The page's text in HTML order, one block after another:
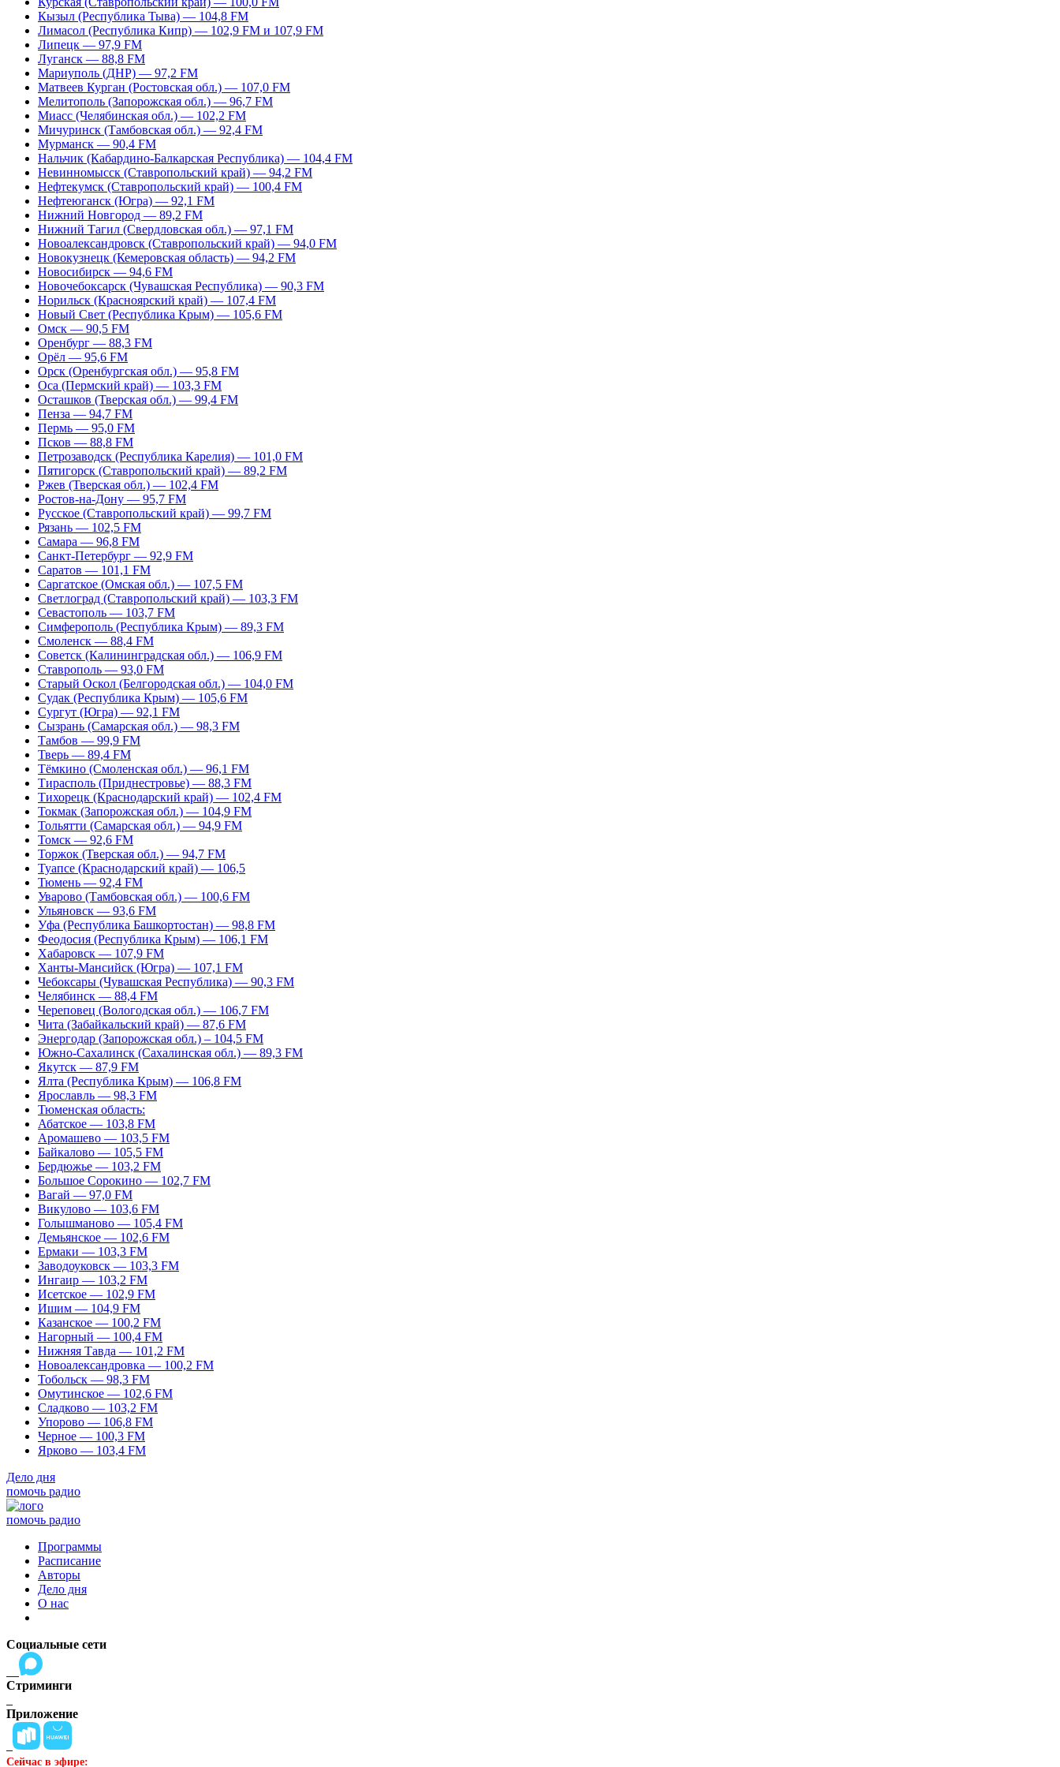
Кызыл (Республика Тыва) — 104,8 FM
Лимасол (Республика Кипр) — 102,9 FM и 107,9 FM
Липецк — 97,9 FM
Луганск — 88,8 FM
Мариуполь (ДНР) — 97,2 FM
Матвеев Курган (Ростовская обл.) — 107,0 FM
Мелитополь (Запорожская обл.) — 96,7 FM
Миасс (Челябинская обл.) — 102,2 FM
Мичуринск (Тамбовская обл.) — 92,4 FM
Мурманск — 90,4 FM
Нальчик (Кабардино-Балкарская Республика) — 104,4 FM
Невинномысск (Ставропольский край) — 94,2 FM
Нефтекумск (Ставропольский край) — 100,4 FM
Нефтеюганск (Югра) — 92,1 FM
Нижний Новгород — 89,2 FM
Нижний Тагил (Свердловская обл.) — 97,1 FM
Новоалександровск (Ставропольский край) — 94,0 FM
Новокузнецк (Кемеровская область) — 94,2 FM
Новосибирск — 94,6 FM
Новочебоксарск (Чувашская Республика) — 90,3 FM
Норильск (Красноярский край) — 107,4 FM
Новый Свет (Республика Крым) — 105,6 FM
Омск — 90,5 FM
Оренбург — 88,3 FM
Орёл — 95,6 FM
Орск (Оренбургская обл.) — 95,8 FM
Оса (Пермский край) — 103,3 FM
Осташков (Тверская обл.) — 99,4 FM
Пенза — 94,7 FM
Пермь — 95,0 FM
Псков — 88,8 FM
Петрозаводск (Республика Карелия) — 101,0 FM
Пятигорск (Ставропольский край) — 89,2 FM
Ржев (Тверская обл.) — 102,4 FM
Ростов-на-Дону — 95,7 FM
Русское (Ставропольский край) — 99,7 FM
Рязань — 102,5 FM
Самара — 96,8 FM
Санкт-Петербург — 92,9 FM
Саратов — 101,1 FM
Саргатское (Омская обл.) — 107,5 FM
Светлоград (Ставропольский край) — 103,3 FM
Севастополь — 103,7 FM
Симферополь (Республика Крым) — 89,3 FM
Смоленск — 88,4 FM
Советск (Калининградская обл.) — 106,9 FM
Ставрополь — 93,0 FM
Старый Оскол (Белгородская обл.) — 104,0 FM
Судак (Республика Крым) — 105,6 FM
Сургут (Югра) — 92,1 FM
Сызрань (Самарская обл.) — 98,3 FM
Тамбов — 99,9 FM
Тверь — 89,4 FM
Тёмкино (Смоленская обл.) — 96,1 FM
Тирасполь (Приднестровье) — 88,3 FM
Тихорецк (Краснодарский край) — 102,4 FM
Токмак (Запорожская обл.) — 104,9 FM
Тольятти (Самарская обл.) — 94,9 FM
Томск — 92,6 FM
Торжок (Тверская обл.) — 94,7 FM
Туапсе (Краснодарский край) — 106,5
Тюмень — 92,4 FM
Уварово (Тамбовская обл.) — 100,6 FM
Ульяновск — 93,6 FM
Уфа (Республика Башкортостан) — 98,8 FM
Феодосия (Республика Крым) — 106,1 FM
Хабаровск — 107,9 FM
Ханты-Мансийск (Югра) — 107,1 FM
Чебоксары (Чувашская Республика) — 90,3 FM
Челябинск — 88,4 FM
Череповец (Вологодская обл.) — 106,7 FM
Чита (Забайкальский край) — 87,6 FM
Энергодар (Запорожская обл.) – 104,5 FM
Южно-Сахалинск (Сахалинская обл.) — 89,3 FM
Якутск — 87,9 FM
Ялта (Республика Крым) — 106,8 FM
Ярославль — 98,3 FM
Тюменская область:
Абатское — 103,8 FM
Аромашево — 103,5 FM
Байкалово — 105,5 FM
Бердюжье — 103,2 FM
Большое Сорокино — 102,7 FM
Вагай — 97,0 FM
Викулово — 103,6 FM
Голышманово — 105,4 FM
Демьянское — 102,6 FM
Ермаки — 103,3 FM
Заводоуковск — 103,3 FM
Ингаир — 103,2 FM
Исетское — 102,9 FM
Ишим — 104,9 FM
Казанское — 100,2 FM
Нагорный — 100,4 FM
Нижняя Тавда — 101,2 FM
Новоалександровка — 100,2 FM
Тобольск — 98,3 FM
Омутинское — 102,6 FM
Сладково — 103,2 FM
Упорово — 106,8 FM
Черное — 100,3 FM
Ярково — 103,4 FM
Дело дня
помочь радио
помочь радио
Программы
Расписание
Авторы
Дело дня
О нас
Социальные сети
Стриминги
Приложение
Сейчас в эфире: